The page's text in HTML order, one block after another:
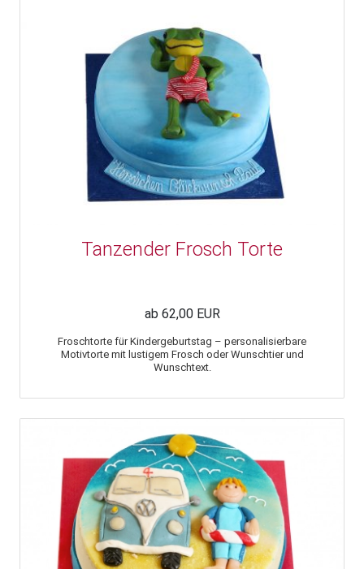
Tanzender Frosch Torte
ab 62,00 EUR
Froschtorte für Kindergeburtstag – personalisierbare
Motivtorte mit lustigem Frosch oder Wunschtier und
Wunschtext.